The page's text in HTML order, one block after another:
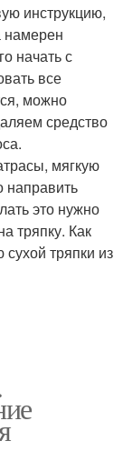
инструкцию,
намерен
начать с
все
можно
средство
мягкую
направить
это нужно
тряпку. Как
тряпки из